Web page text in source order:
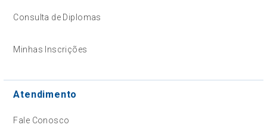
Consulta de Diplomas
Minhas Inscrições
Atendimento
Fale Conosco